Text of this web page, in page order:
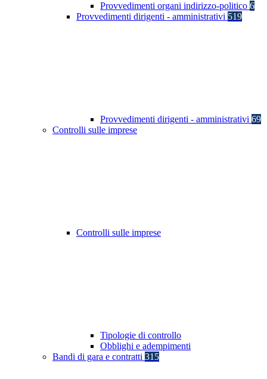
Provvedimenti organi indirizzo-politico 6
Provvedimenti dirigenti - amministrativi 519
Provvedimenti dirigenti - amministrativi 69
Controlli sulle imprese
Controlli sulle imprese
Tipologie di controllo
Obblighi e adempimenti
Bandi di gara e contratti 315